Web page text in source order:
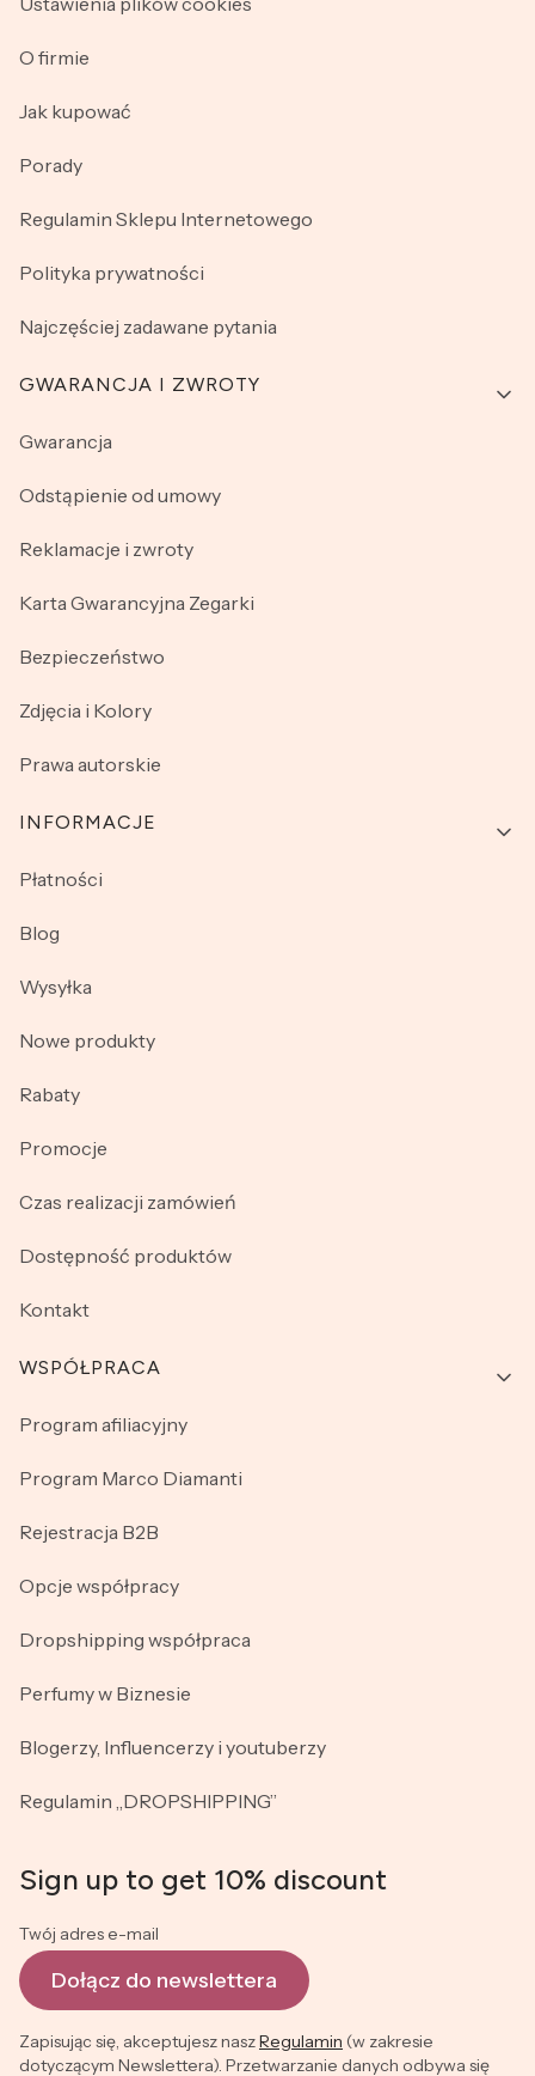
O firmie
Jak kupować
Porady
Regulamin Sklepu Internetowego
Polityka prywatności
Najczęściej zadawane pytania
GWARANCJA I ZWROTY
Gwarancja
Odstąpienie od umowy
Reklamacje i zwroty
Karta Gwarancyjna Zegarki
Bezpieczeństwo
Zdjęcia i Kolory
Prawa autorskie
INFORMACJE
Płatności
Blog
Wysyłka
Nowe produkty
Rabaty
Promocje
Czas realizacji zamówień
Dostępność produktów
Kontakt
WSPÓŁPRACA
Program afiliacyjny
Program Marco Diamanti
Rejestracja B2B
Opcje współpracy
Dropshipping współpraca
Perfumy w Biznesie
Blogerzy, Influencerzy i youtuberzy
Regulamin „DROPSHIPPING”
Sign up to get 10% discount
Twój adres e-mail
Dołącz do newslettera
Zapisując się, akceptujesz naszRegulamin (w zakresie
dotyczącym Newslettera). Przetwarzanie danych odbywa się